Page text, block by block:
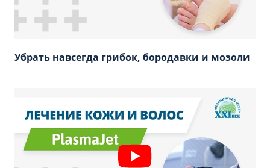
Убрать навсегда грибок, бородавки и мозоли